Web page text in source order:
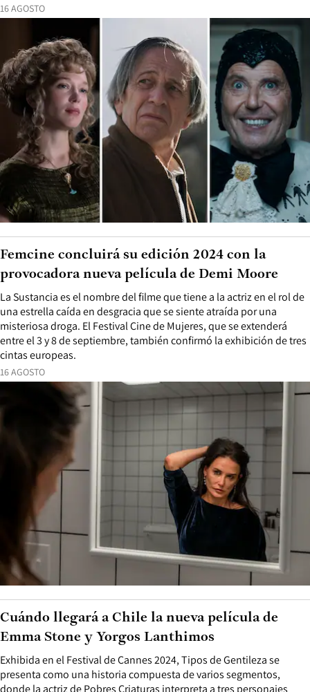
16 AGOSTO
16 AGOSTO
La Sustancia es el nombre del filme que tiene a la actriz en el rol de
una estrella caída en desgracia que se siente atraída por una
misteriosa droga. El Festival Cine de Mujeres, que se extenderá
entre el 3 y 8 de septiembre, también confirmó la exhibición de tres
cintas europeas.
Femcine concluirá su edición 2024 con la
provocadora nueva película de Demi Moore
Exhibida en el Festival de Cannes 2024, Tipos de Gentileza se
presenta como una historia compuesta de varios segmentos,
Cuándo llegará a Chile la nueva película de
Emma Stone y Yorgos Lanthimos